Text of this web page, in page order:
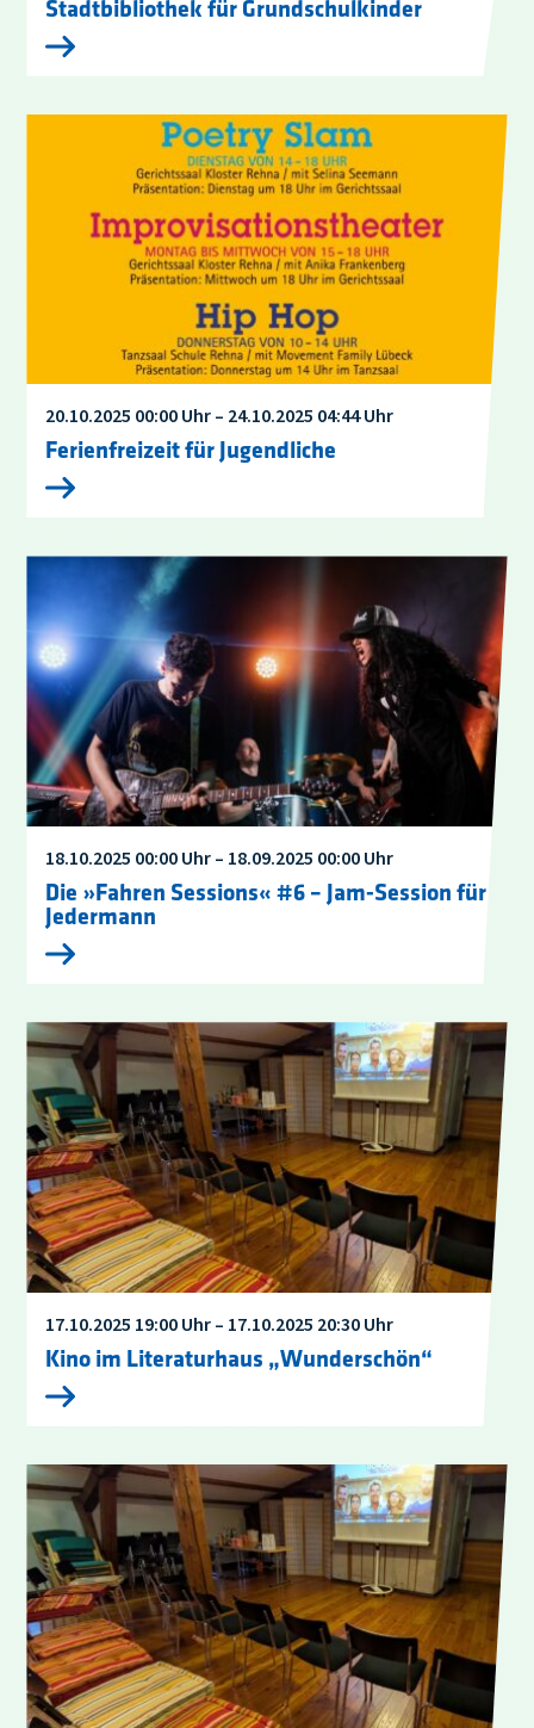
Stadtbibliothek für Grundschulkinder
20.10.2025 00:00 Uhr – 24.10.2025 04:44 Uhr
Ferienfreizeit für Jugendliche
18.10.2025 00:00 Uhr – 18.09.2025 00:00 Uhr
Die »Fahren Sessions« #6 – Jam-Session für
Jedermann
17.10.2025 19:00 Uhr – 17.10.2025 20:30 Uhr
Kino im Literaturhaus „Wunderschön“